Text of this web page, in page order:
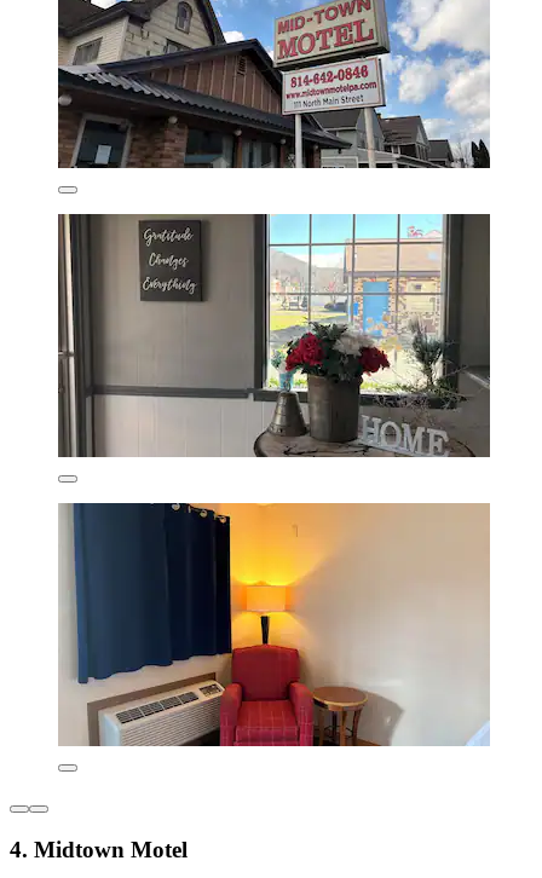
4. Midtown Motel